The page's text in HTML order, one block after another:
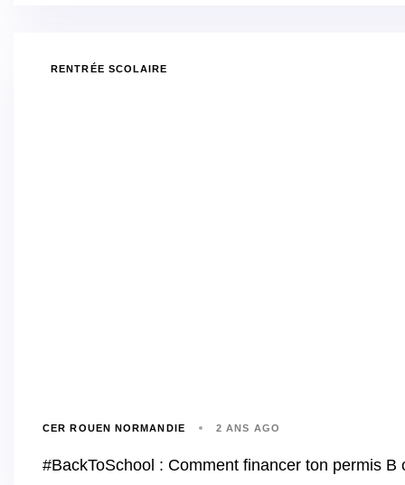
RENTRÉE SCOLAIRE
CER ROUEN NORMANDIE 2 ANS AGO
#BackToSchool : Comment financer ton permis B